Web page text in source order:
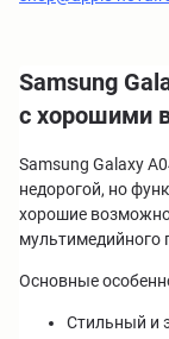
Samsung
с хорошими
Samsung Galaxy
недорогой, но
хорошие
мультимедийного
Основные
Стильный и